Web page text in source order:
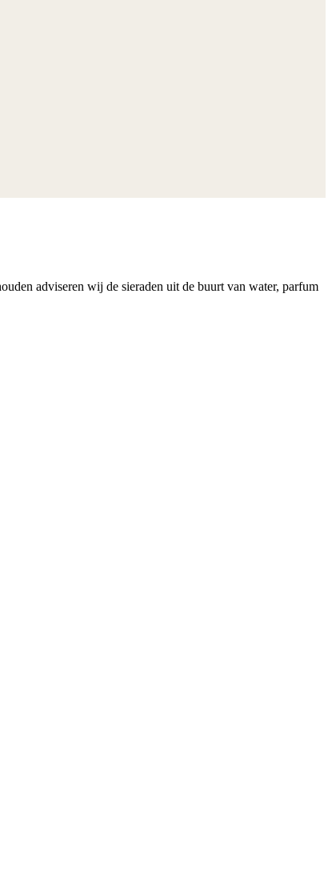
adviseren wij de sieraden uit de buurt van water, parfum